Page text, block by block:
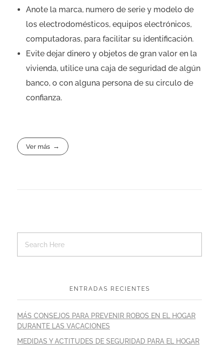
Anote la marca, numero de serie y modelo de
los electrodomésticos, equipos electrónicos,
computadoras, para facilitar su identificación.
Evite dejar dinero y objetos de gran valor en la
vivienda, utilice una caja de seguridad de algún
banco, o con alguna persona de su circulo de
confianza.
Ver más
ENTRADAS RECIENTES
MÁS CONSEJOS PARA PREVENIR ROBOS EN EL HOGAR
DURANTE LAS VACACIONES
MEDIDAS Y ACTITUDES DE SEGURIDAD PARA EL HOGAR